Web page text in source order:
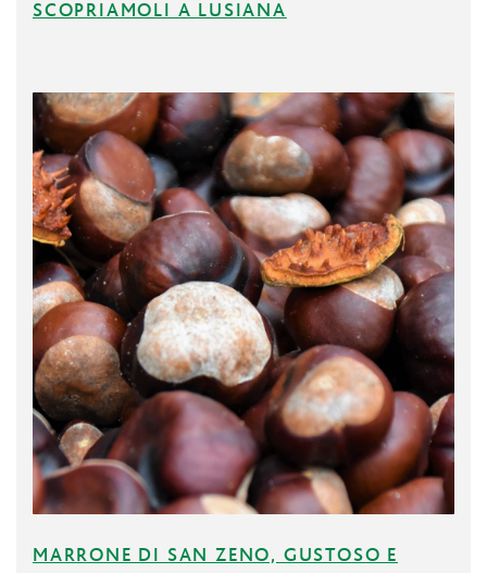
SCOPRIAMOLI A LUSIANA
MARRONE DI SAN ZENO, GUSTOSO E